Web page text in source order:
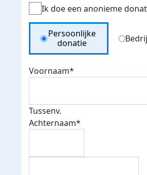
Ik doe een anonieme
Donation Type
Persoonlijke
donatie
Voornaam*
Tussenv.
Achternaam*